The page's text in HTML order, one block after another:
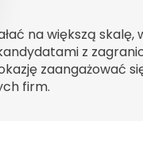
na większą
z
zaangażować
firm.